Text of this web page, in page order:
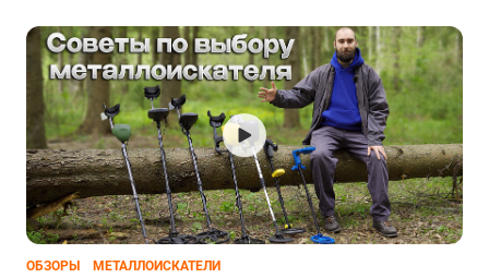
ОБЗОРЫ МЕТАЛЛОИСКАТЕЛИ